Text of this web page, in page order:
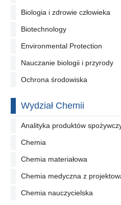
Biologia i zdrowie człowieka
Biotechnology
Environmental Protection
Nauczanie biologii i przyrody
Ochrona środowiska
Wydział Chemii
Analityka produktów
Chemia
Chemia materiałowa
Chemia medyczna z
Chemia nauczycielska